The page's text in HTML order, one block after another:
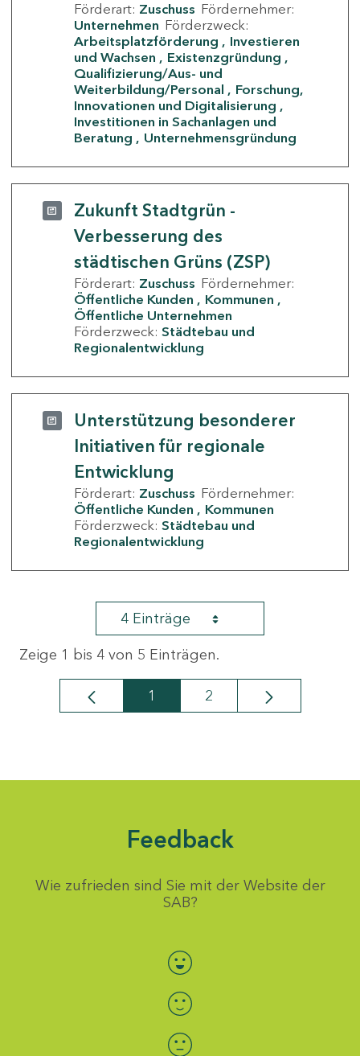
Förderart: Zuschuss Fördernehmer:
Unternehmen Förderzweck:
Arbeitsplatzförderung
Investieren
und Wachsen
Existenzgründung
Qualifizierung/Aus- und
Weiterbildung/Personal
Forschung,
Innovationen und Digitalisierung
Investitionen in Sachanlagen und
Beratung
Unternehmensgründung
Zukunft Stadtgrün -
Verbesserung des
städtischen Grüns (ZSP)
Förderart: Zuschuss Fördernehmer:
Öffentliche Kunden
Kommunen
Öffentliche Unternehmen
Förderzweck: Städtebau und
Regionalentwicklung
Unterstützung besonderer
Initiativen für regionale
Entwicklung
Förderart: Zuschuss Fördernehmer:
Öffentliche Kunden
Kommunen
Förderzweck: Städtebau und
Regionalentwicklung
4 Einträge
Zeige 1 bis 4 von 5 Einträgen.
Seite
1 Seite
2
Feedback
Wie zufrieden sind Sie mit der Website der
SAB?
Bewertung auswählen